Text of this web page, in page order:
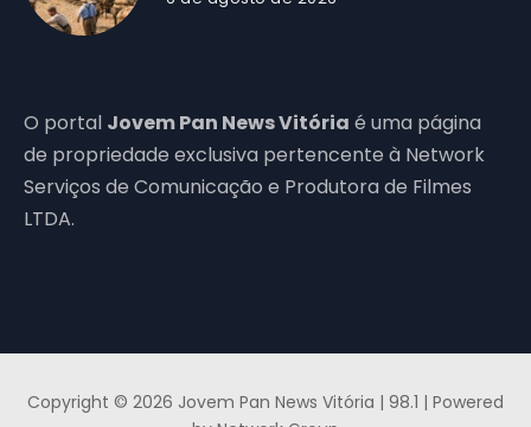
O portal Jovem Pan News Vitória é uma página
de propriedade exclusiva pertencente à Network
Serviços de Comunicação e Produtora de Filmes
LTDA.
Copyright © 2026 Jovem Pan News Vitória | 98.1 | Powered